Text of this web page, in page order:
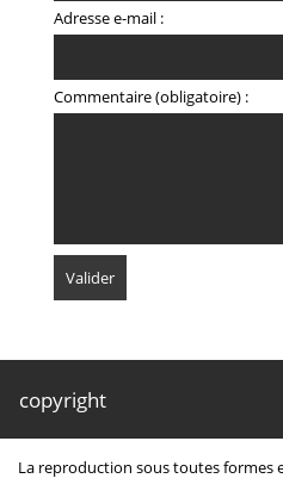
Adresse e-mail :
Commentaire (obligatoire) :
copyright
La reproduction sous toutes formes